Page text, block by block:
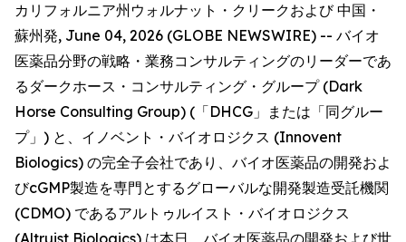
カリフォルニア州ウォルナット・クリークおよび 中国・
蘇州発, June 04, 2026 (GLOBE NEWSWIRE) -- バイオ
医薬品分野の戦略・業務コンサルティングのリーダーであ
るダークホース・コンサルティング・グループ (Dark
Horse Consulting Group) (「DHCG」または「同グルー
プ」) と、イノベント・バイオロジクス (Innovent
Biologics) の完全子会社であり、バイオ医薬品の開発およ
びcGMP製造を専門とするグローバルな開発製造受託機関
(CDMO) であるアルトゥルイスト・バイオロジクス
(Altruist Biologics) は本日、バイオ医薬品の開発および世